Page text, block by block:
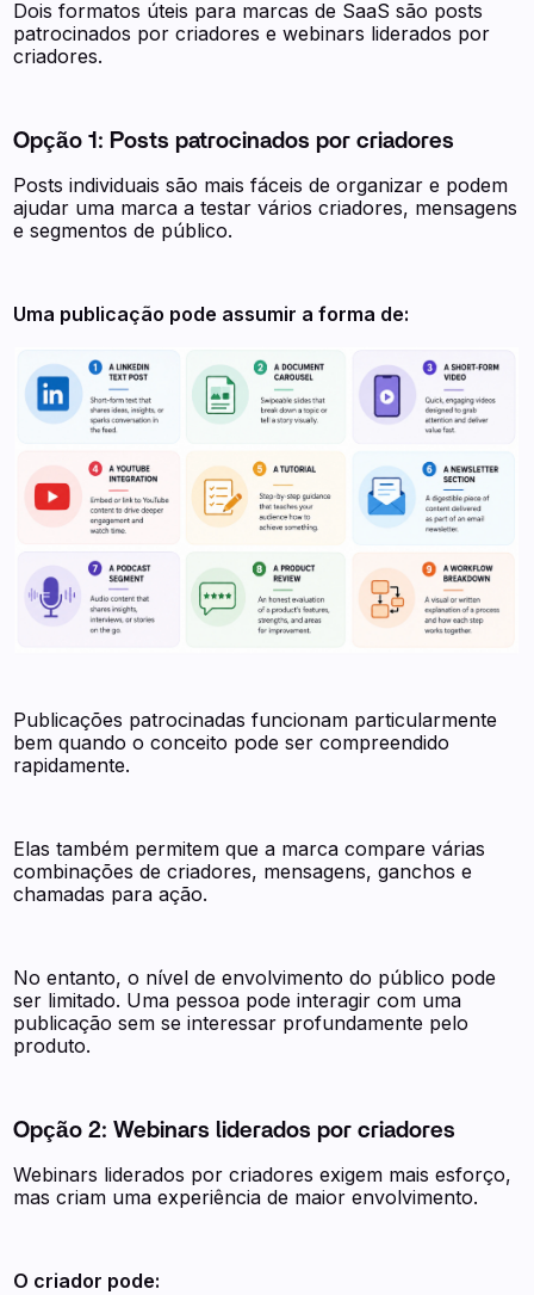
Dois formatos úteis para marcas de SaaS são posts
patrocinados por criadores e webinars liderados por
criadores.
Opção 1: Posts patrocinados por criadores
Posts individuais são mais fáceis de organizar e podem
ajudar uma marca a testar vários criadores, mensagens
e segmentos de público.
Uma publicação pode assumir a forma de:
Publicações patrocinadas funcionam particularmente
bem quando o conceito pode ser compreendido
rapidamente.
Elas também permitem que a marca compare várias
combinações de criadores, mensagens, ganchos e
chamadas para ação.
No entanto, o nível de envolvimento do público pode
ser limitado. Uma pessoa pode interagir com uma
publicação sem se interessar profundamente pelo
produto.
Opção 2: Webinars liderados por criadores
Webinars liderados por criadores exigem mais esforço,
mas criam uma experiência de maior envolvimento.
O criador pode: